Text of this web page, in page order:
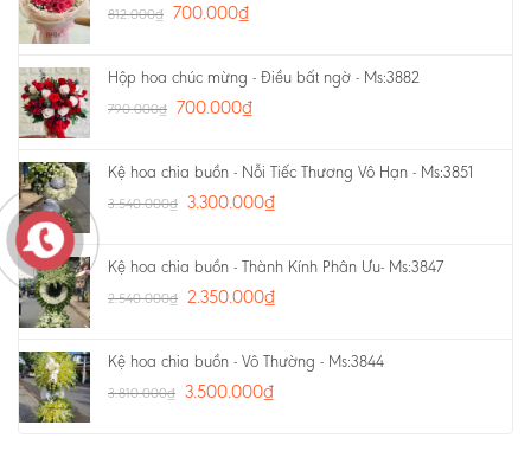
812.000₫ 700.000₫
Hộp hoa chúc mừng - Điều bất ngờ - Ms:3882
790.000₫ 700.000₫
Kệ hoa chia buồn - Nỗi Tiếc Thương Vô Hạn - Ms:3851
3.540.000₫ 3.300.000₫
Kệ hoa chia buồn - Thành Kính Phân Ưu- Ms:3847
2.540.000₫ 2.350.000₫
Kệ hoa chia buồn - Vô Thường - Ms:3844
3.810.000₫ 3.500.000₫